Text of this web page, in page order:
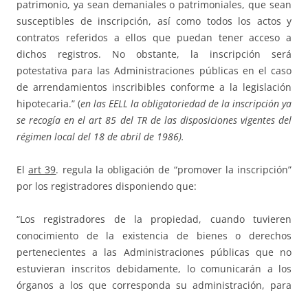
patrimonio, ya sean demaniales o patrimoniales, que sean
susceptibles de inscripción, así como todos los actos y
contratos referidos a ellos que puedan tener acceso a
dichos registros. No obstante, la inscripción será
potestativa para las Administraciones públicas en el caso
de arrendamientos inscribibles conforme a la legislación
hipotecaria.” (en las EELL la obligatoriedad de la inscripción ya
se recogía en el art 85 del TR de las disposiciones vigentes del
régimen local del 18 de abril de 1986).
Elart 39. regula la obligación de “promover la inscripción”
por los registradores disponiendo que:
“Los registradores de la propiedad, cuando tuvieren
conocimiento de la existencia de bienes o derechos
pertenecientes a las Administraciones públicas que no
estuvieran inscritos debidamente, lo comunicarán a los
órganos a los que corresponda su administración, para